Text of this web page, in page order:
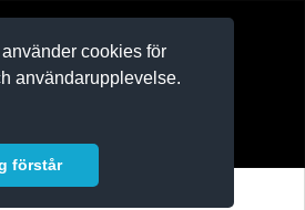
cookies för
användarupplevelse.
förstår